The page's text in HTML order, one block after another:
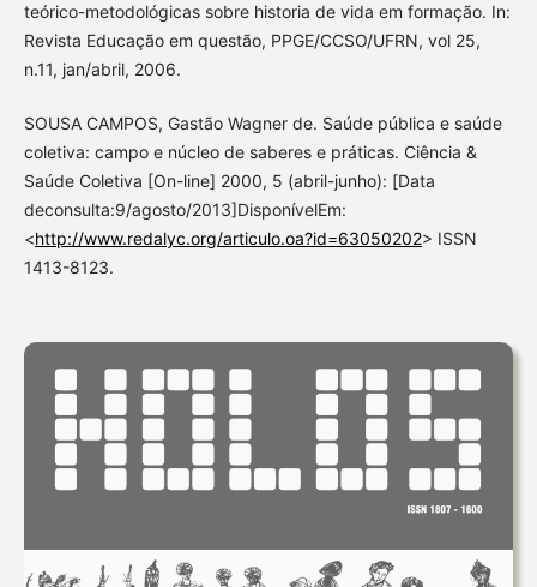
teórico-metodológicas sobre historia de vida em formação. In:
Revista Educação em questão, PPGE/CCSO/UFRN, vol 25,
n.11, jan/abril, 2006.
SOUSA CAMPOS, Gastão Wagner de. Saúde pública e saúde
coletiva: campo e núcleo de saberes e práticas. Ciência &
Saúde Coletiva [On-line] 2000, 5 (abril-junho): [Data
deconsulta:9/agosto/2013]DisponívelEm:
<http://www.redalyc.org/articulo.oa?id=63050202> ISSN
1413-8123.